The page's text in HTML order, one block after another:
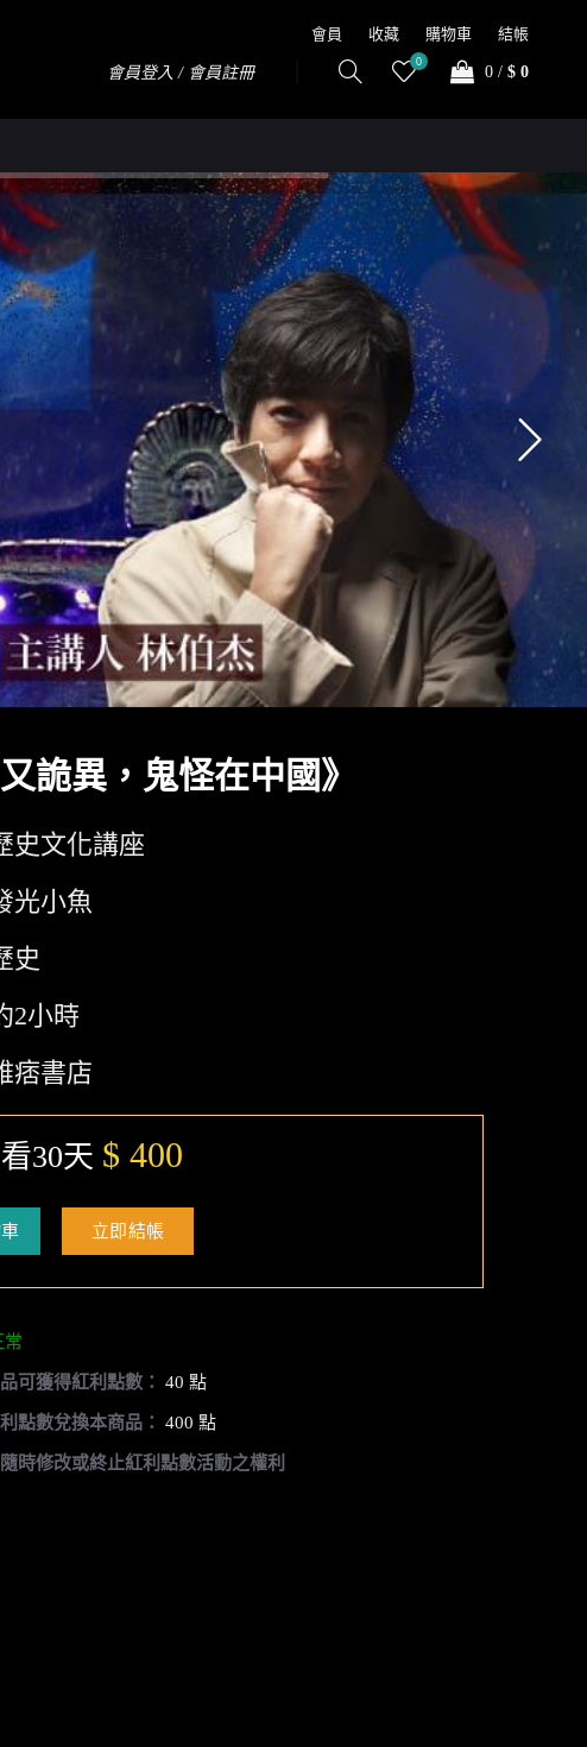
會員 收藏 購物車 結帳
會員登入 / 會員註冊
0
0 / $ 0
又詭異，鬼怪在中國》
史文化講座
光小魚
史
2小時
痞書店
30天 $ 400
立即結帳
常
可獲得紅利點數： 40 點
點數兌換本商品： 400 點
時修改或終止紅利點數活動之權利